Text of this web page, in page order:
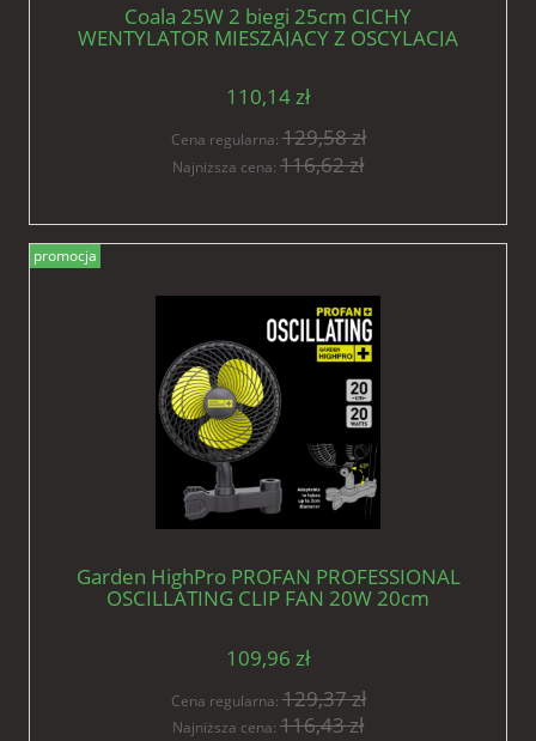
Coala 25W 2 biegi 25cm CICHY
WENTYLATOR MIESZAJĄCY Z OSCYLACJĄ
110,14 zł
Cena regularna:129,58 zł
Najniższa cena: 116,62 zł
Garden HighPro PROFAN PROFESSIONAL
OSCILLATING CLIP FAN 20W 20cm
109,96 zł
Cena regularna:129,37 zł
Najniższa cena: 116,43 zł
promocja